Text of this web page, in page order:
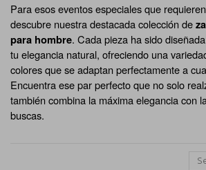
Para esos eventos especiales que
descubre nuestra destacada colección de
para hombre. Cada pieza ha sido
tu elegancia natural, ofreciendo una
colores que se adaptan perfectamente a
Encuentra ese par perfecto que no solo
también combina la máxima elegancia con
buscas.